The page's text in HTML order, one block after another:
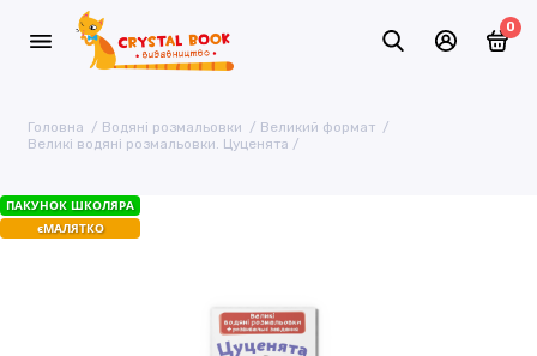
0
Головна Водяні розмальовки
Великий формат
Великі водяні розмальовки. Цуценята
ПАКУНОК ШКОЛЯРА
єМАЛЯТКО